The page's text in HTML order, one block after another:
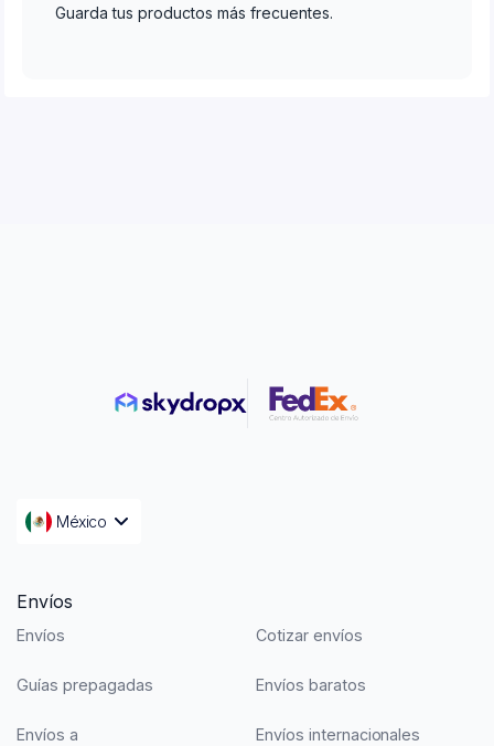
Guarda tus productos más frecuentes.
México
Envíos
Envíos Cotizar envíos
Guías prepagadas Envíos baratos
Envíos a Envíos internacionales